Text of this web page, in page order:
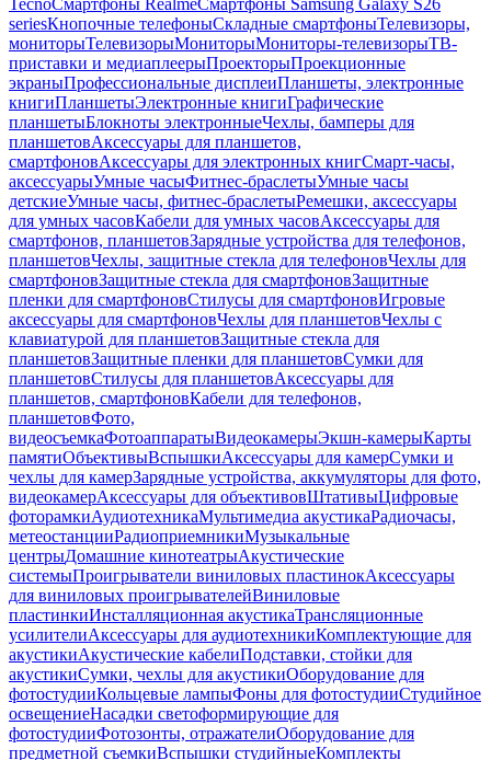
TecnoСмартфоны RealmeСмартфоны Samsung Galaxy S26
seriesКнопочные телефоныСкладные смартфоныТелевизоры,
мониторыТелевизорыМониторыМониторы-телевизорыТВ-
приставки и медиаплеерыПроекторыПроекционные
экраныПрофессиональные дисплеиПланшеты, электронные
книгиПланшетыЭлектронные книгиГрафические
планшетыБлокноты электронныеЧехлы, бамперы для
планшетовАксессуары для планшетов,
смартфоновАксессуары для электронных книгСмарт-часы,
аксессуарыУмные часыФитнес-браслетыУмные часы
детскиеУмные часы, фитнес-браслетыРемешки, аксессуары
для умных часовКабели для умных часовАксессуары для
смартфонов, планшетовЗарядные устройства для телефонов,
планшетовЧехлы, защитные стекла для телефоновЧехлы для
смартфоновЗащитные стекла для смартфоновЗащитные
пленки для смартфоновСтилусы для смартфоновИгровые
аксессуары для смартфоновЧехлы для планшетовЧехлы с
клавиатурой для планшетовЗащитные стекла для
планшетовЗащитные пленки для планшетовСумки для
планшетовСтилусы для планшетовАксессуары для
планшетов, смартфоновКабели для телефонов,
планшетовФото,
видеосъемкаФотоаппаратыВидеокамерыЭкшн-камерыКарты
памятиОбъективыВспышкиАксессуары для камерСумки и
чехлы для камерЗарядные устройства, аккумуляторы для фото,
видеокамерАксессуары для объективовШтативыЦифровые
фоторамкиАудиотехникаМультимедиа акустикаРадиочасы,
метеостанцииРадиоприемникиМузыкальные
центрыДомашние кинотеатрыАкустические
системыПроигрыватели виниловых пластинокАксессуары
для виниловых проигрывателейВиниловые
пластинкиИнсталляционная акустикаТрансляционные
усилителиАксессуары для аудиотехникиКомплектующие для
акустикиАкустические кабелиПодставки, стойки для
акустикиСумки, чехлы для акустикиОборудование для
фотостудииКольцевые лампыФоны для фотостудииСтудийное
освещениеНасадки светоформирующие для
фотостудииФотозонты, отражателиОборудование для
предметной съемкиВспышки студийныеКомплекты